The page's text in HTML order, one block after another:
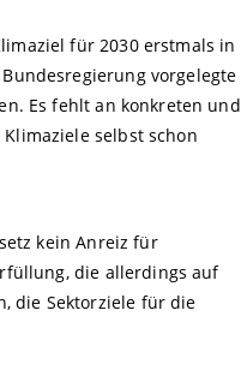
für 2030 erstmals in
vorgelegte
Es fehlt an konkreten und
selbst schon
kein Anreiz für
die allerdings auf
die Sektorziele für die